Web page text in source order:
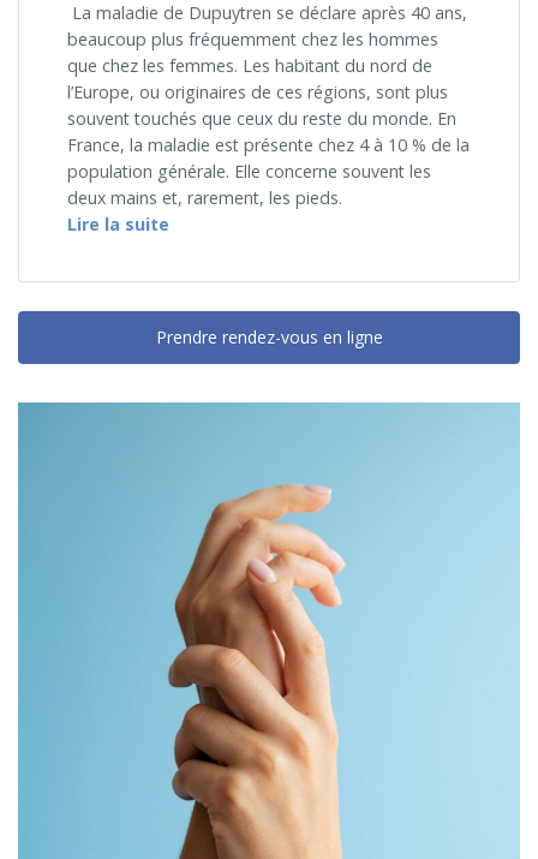
La maladie de Dupuytren se déclare après 40 ans,
beaucoup plus fréquemment chez les hommes
que chez les femmes. Les habitant du nord de
l’Europe, ou originaires de ces régions, sont plus
souvent touchés que ceux du reste du monde. En
France, la maladie est présente chez 4 à 10 % de la
population générale. Elle concerne souvent les
deux mains et, rarement, les pieds.
Lire la suite
Prendre rendez-vous en ligne